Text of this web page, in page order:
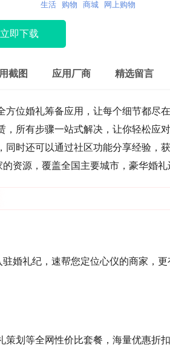
生活
购物 商城 网上购物
立即下载
截图 应用厂商 精选留言
方位婚礼筹备应用，让每个细节都尽
，所有步骤一站式解决，让你轻松应
同时还可以通过社区功能分享经验，
资源，覆盖全国主要城市，豪华婚礼
婚礼纪，速帮您定位心仪的商家，
划等全网性价比套餐，海量优惠折